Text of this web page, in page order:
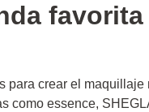
para crear el
como essence,